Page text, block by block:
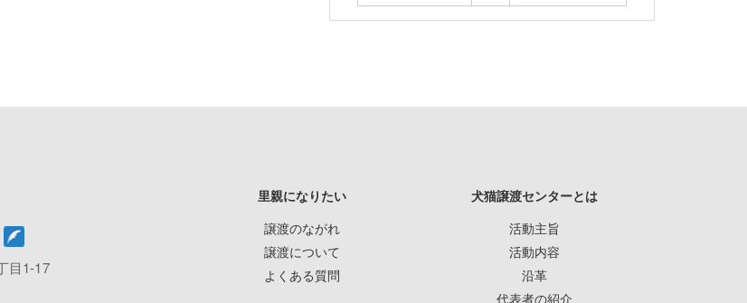
目1-17
里親になりたい
譲渡のながれ
譲渡について
よくある質問
犬猫譲渡センターとは
活動主旨
活動内容
沿革
代表者の紹介